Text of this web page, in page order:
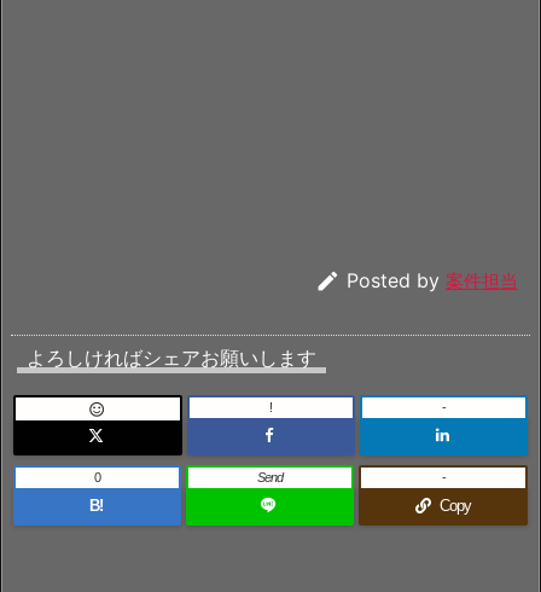
 Posted by 案件担当
よろしければシェアお願いします
 ! -
B!
0 Send
Copy
-